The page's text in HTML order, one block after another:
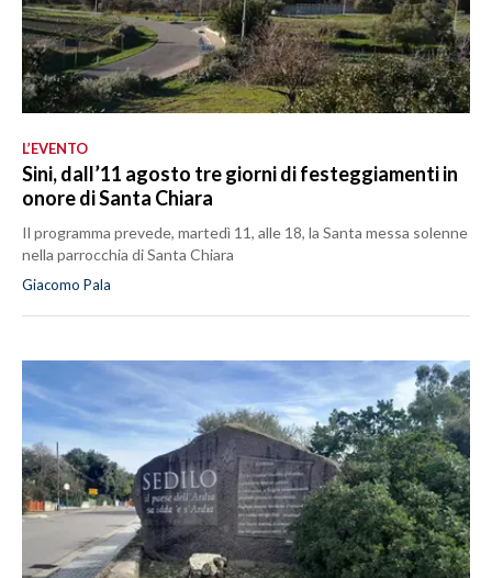
L’EVENTO
Sini, dall’11 agosto tre giorni di festeggiamenti in
onore di Santa Chiara
Il programma prevede, martedì 11, alle 18, la Santa messa solenne
nella parrocchia di Santa Chiara
Giacomo Pala